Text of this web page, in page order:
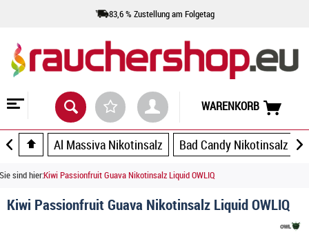
83,6 % Zustellung am Folgetag
WARENKORB
Al Massiva Nikotinsalz Bad Candy Nikotinsalz
Sie sind hier:Kiwi Passionfruit Guava Nikotinsalz Liquid OWLIQ
Kiwi Passionfruit Guava Nikotinsalz Liquid OWLIQ